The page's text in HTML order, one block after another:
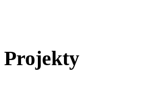
Projekty